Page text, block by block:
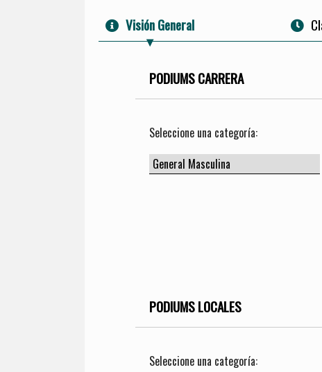
Visión General
PODIUMS CARRERA
Seleccione una categoría:
PODIUMS LOCALES
Seleccione una categoría: